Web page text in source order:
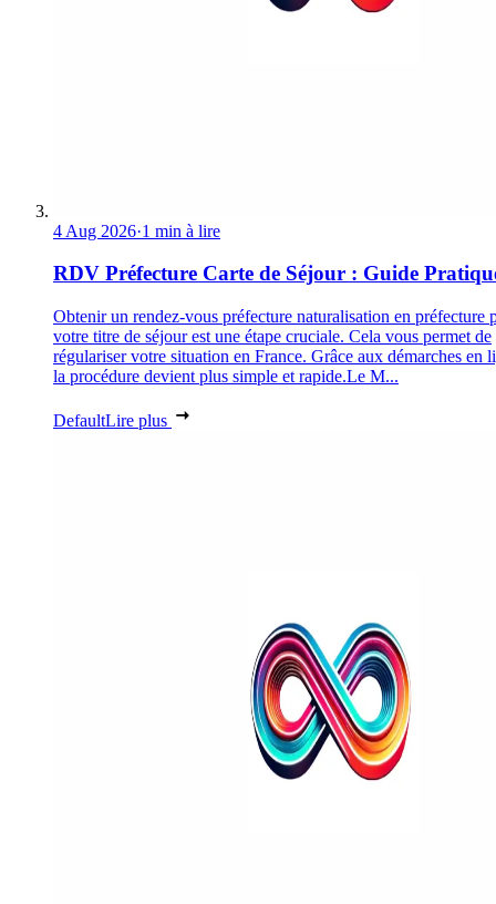
4 Aug 2026·1 min à lire
RDV Préfecture Carte de Séjour : Guide
Obtenir un rendez-vous préfecture naturalisation en préfecture
votre titre de séjour est une étape cruciale. Cela vous permet de
régulariser votre situation en France. Grâce aux démarches en
la procédure devient plus simple et rapide.Le M...
DefaultLire plus